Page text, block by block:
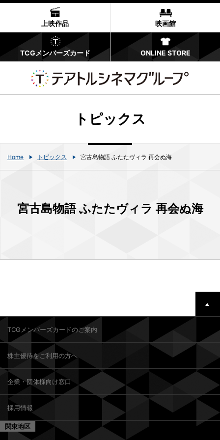
上映作品 映画館
TCGメンバーズカード ONLINE STORE
トピックス
Home トピックス 宮古島物語 ふたたヴィラ 再会ぬ海
宮古島物語 ふたたヴィラ 再会ぬ海
TCGメンバーズカードのご案内
株主優待をご利用の方へ
企業・団体様向け窓口
採用情報
関東地区